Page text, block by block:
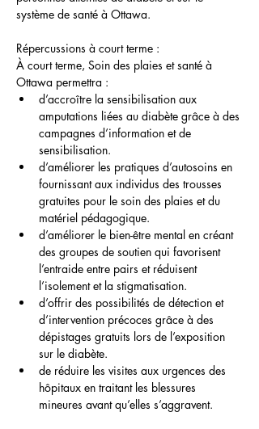
système de santé à Ottawa.
Répercussions à court terme :
À court terme, Soin des plaies et santé à
Ottawa permettra :
d’accroître la sensibilisation aux
amputations liées au diabète grâce à des
campagnes d’information et de
sensibilisation.
d’améliorer les pratiques d’autosoins en
fournissant aux individus des trousses
gratuites pour le soin des plaies et du
matériel pédagogique.
d’améliorer le bien-être mental en créant
des groupes de soutien qui favorisent
l’entraide entre pairs et réduisent
l’isolement et la stigmatisation.
d’offrir des possibilités de détection et
d’intervention précoces grâce à des
dépistages gratuits lors de l’exposition
sur le diabète.
de réduire les visites aux urgences des
hôpitaux en traitant les blessures
mineures avant qu’elles s’aggravent.